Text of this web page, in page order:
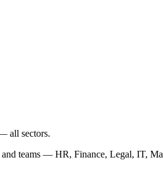
all sectors.
and teams — HR, Finance, Legal,